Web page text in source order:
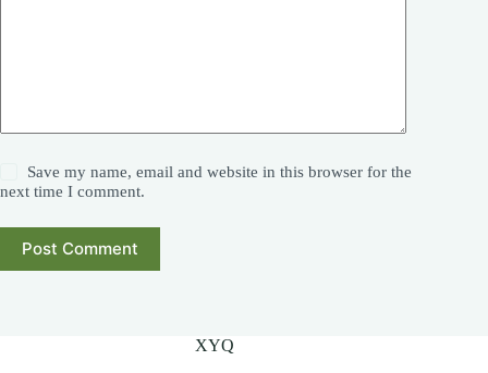
Save my name, email and website in this browser for the
next time I comment.
Post Comment
XYQ